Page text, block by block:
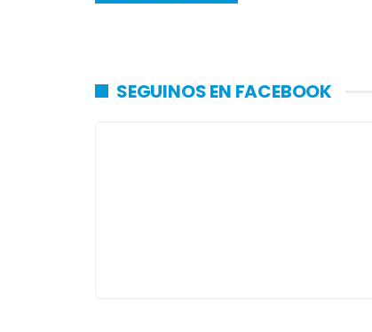
SEGUINOS EN FACEBOOK